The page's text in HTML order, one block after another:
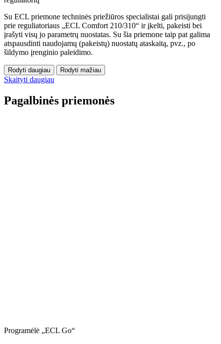
Su ECL priemone techninės priežiūros specialistai gali prisijungti
prie reguliatoriaus „ECL Comfort 210/310“ ir įkelti, pakeisti bei
įrašyti visų jo parametrų nuostatas. Su šia priemone taip pat galima
atspausdinti naudojamų (pakeistų) nuostatų ataskaitą, pvz., po
šildymo įrenginio paleidimo.
Rodyti daugiau Rodyti mažiau
Skaityti daugiau
Pagalbinės priemonės
Programėlė „ECL Go“